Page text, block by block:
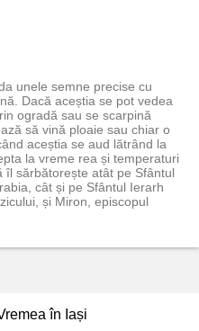
unele semne precise cu
Dacă aceștia se pot vedea
ogradă sau se scarpină
să vină ploaie sau chiar o
aceștia se aud lătrând la
la vreme rea și temperaturi
îl sărbătorește atât pe Sfântul
cât și pe Sfântul Ierarh
și Miron, episcopul
în Iași